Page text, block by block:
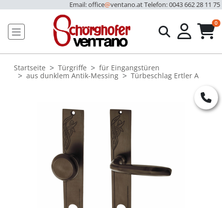
Email: office@ventano.atTelefon: 0043 662 28 11 75
0
Startseite Türgriffe
für Eingangstüren
aus dunklem Antik-Messing
Türbeschlag Ertler A